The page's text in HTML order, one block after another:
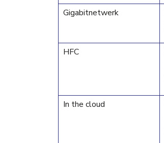
Gigabitnetwerk
HFC
In the cloud